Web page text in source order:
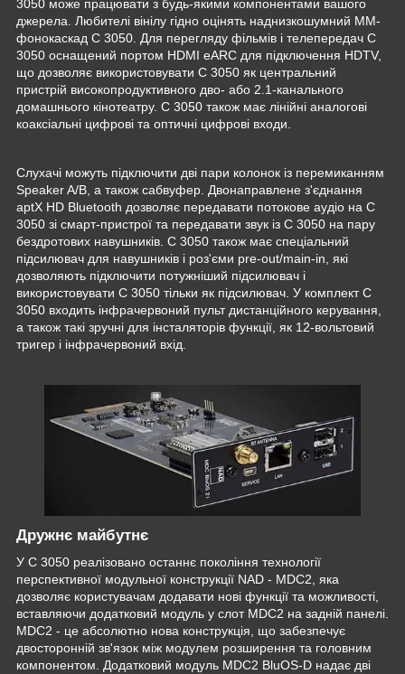
3050 може працювати з будь-якими компонентами вашого
джерела. Любителі вінілу гідно оцінять наднизкошумний MM-
фонокаскад C 3050. Для перегляду фільмів і телепередач C
3050 оснащений портом HDMI eARC для підключення HDTV,
що дозволяє використовувати C 3050 як центральний
пристрій високопродуктивного дво- або 2.1-канального
домашнього кінотеатру. C 3050 також має лінійні аналогові
коаксіальні цифрові та оптичні цифрові входи.
Слухачі можуть підключити дві пари колонок із перемиканням
Speaker A/B, а також сабвуфер. Двонаправлене з'єднання
aptX HD Bluetooth дозволяє передавати потокове аудіо на C
3050 зі смарт-пристрої та передавати звук із C 3050 на пару
бездротових навушників. C 3050 також має спеціальний
підсилювач для навушників і роз'єми pre-out/main-in, які
дозволяють підключити потужніший підсилювач і
використовувати C 3050 тільки як підсилювач. У комплект C
3050 входить інфрачервоний пульт дистанційного керування,
а також такі зручні для інсталяторів функції, як 12-вольтовий
тригер і інфрачервоний вхід.
Дружнє майбутнє
У C 3050 реалізовано останнє покоління технології
перспективної модульної конструкції NAD - MDC2, яка
дозволяє користувачам додавати нові функції та можливості,
вставляючи додатковий модуль у слот MDC2 на задній панелі.
MDC2 - це абсолютно нова конструкція, що забезпечує
двосторонній зв'язок між модулем розширення та головним
компонентом. Додатковий модуль MDC2 BluOS-D надає дві